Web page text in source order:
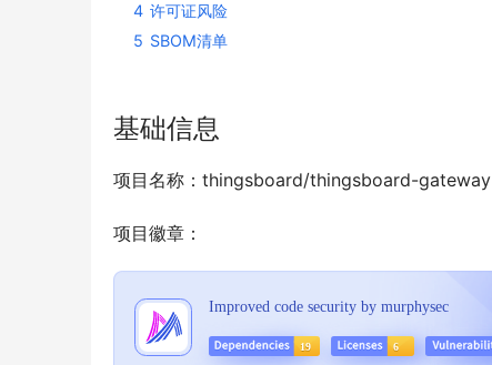
4 许可证风险
5 SBOM清单
基础信息
项目名称：thingsboard/thingsboard-gateway
项目徽章：